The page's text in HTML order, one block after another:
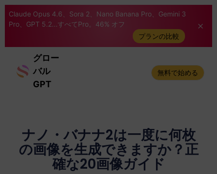
Claude Opus 4.6、Sora 2、Nano Banana Pro、Gemini 3
Pro、GPT 5.2...すべてPro。46% オフ
プランの比較
グロー
バル
GPT
無料で始める
ナノ・バナナ2は一度に何枚
の画像を生成できますか？正
確な20画像ガイド